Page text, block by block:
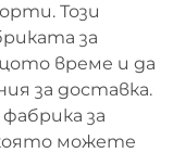
Този
за
време и да
за доставка.
за
можете